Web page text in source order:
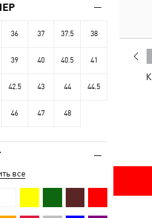
36 37 37.5 38
39 40 40.5 41
42.5 43 44 44.5
46 47 48
все